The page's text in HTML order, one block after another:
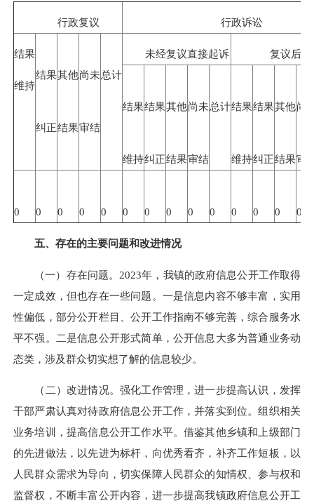
行政复议 行政诉讼
结果
维持
结果
纠正
其他
结果
尚未
审结
总计
未经复议直接起诉 复议后起
结果
维持
结果
纠正
其他
结果
尚未
审结
总计结果
维持
结果
纠正
其他
结果
尚
审
0 0 0 0 0 0 0 0 0 0 0 0 0 0
五、存在的主要问题和改进情况
（一）存在问题。2023年，我镇的政府信息公开工作取得
一定成效，但也存在一些问题。一是信息内容不够丰富，实用
性偏低，部分公开栏目、公开工作指南不够完善，综合服务水
平不强。二是信息公开形式简单，公开信息大多为普通业务动
态类，涉及群众切实想了解的信息较少。
（二）改进情况。强化工作管理，进一步提高认识，发挥
干部严肃认真对待政府信息公开工作，并落实到位。组织相关
业务培训，提高信息公开工作水平。借鉴其他乡镇和上级部门
的先进做法，以先进为标杆，向优秀看齐，补齐工作短板，以
人民群众需求为导向，切实保障人民群众的知情权、参与权和
监督权，不断丰富公开内容，进一步提高我镇政府信息公开工